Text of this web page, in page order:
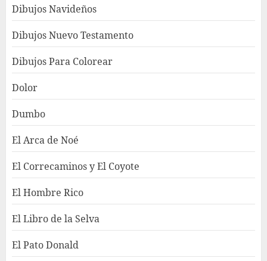
Dibujos Navideños
Dibujos Nuevo Testamento
Dibujos Para Colorear
Dolor
Dumbo
El Arca de Noé
El Correcaminos y El Coyote
El Hombre Rico
El Libro de la Selva
El Pato Donald